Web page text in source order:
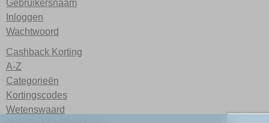
Gebruikersnaam
Inloggen
Wachtwoord
Cashback Korting
A-Z
Categorieën
Kortingscodes
Wetenswaard